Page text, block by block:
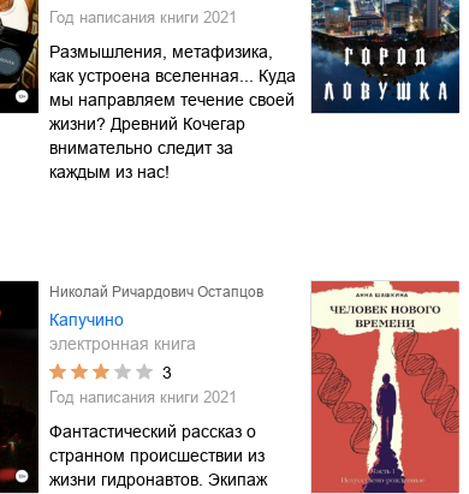
Год написания книги 2021
Размышления, метафизика,
как устроена вселенная... Куда
мы направляем течение своей
жизни? Древний Кочегар
внимательно следит за
каждым из нас!
Николай Ричардович Остапцов
Капучино
электронная книга
3
Год написания книги 2021
Фантастический рассказ о
странном происшествии из
жизни гидронавтов. Экипаж